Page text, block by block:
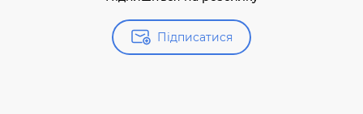
Підписатися